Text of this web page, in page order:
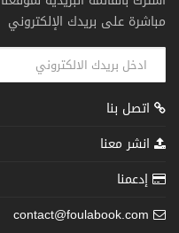
مباشرة على بريدك الإلكتروني
اتصل بنا
انشر معنا
إدعمنا
contact@foulabook.com